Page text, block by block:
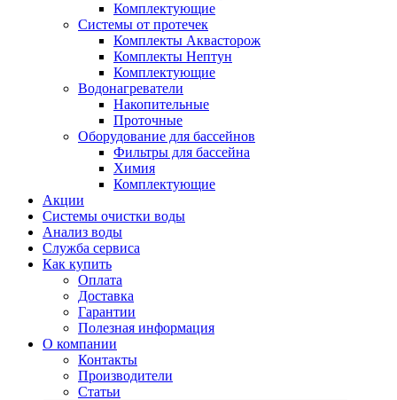
Комплектующие
Системы от протечек
Комплекты Аквасторож
Комплекты Нептун
Комплектующие
Водонагреватели
Накопительные
Проточные
Оборудование для бассейнов
Фильтры для бассейна
Химия
Комплектующие
Акции
Системы очистки воды
Анализ воды
Служба сервиса
Как купить
Оплата
Доставка
Гарантии
Полезная информация
О компании
Контакты
Производители
Статьи